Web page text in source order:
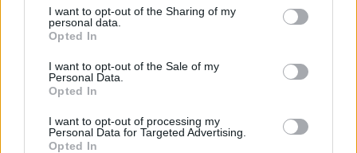
I want to opt-out of the Sharing of my
personal data.
Opted In
I want to opt-out of the Sale of my
Personal Data.
Opted In
I want to opt-out of processing my
Personal Data for Targeted Advertising.
Opted In
N O P Q R S T W
Z #